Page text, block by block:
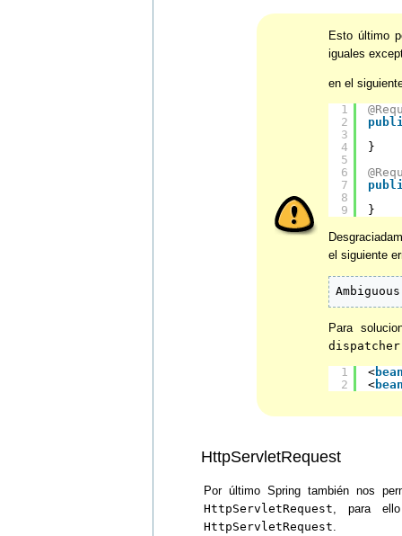
Esto último
iguales
en el
1
2
3
4
5
6
7
8
9
}
el siguiente
Para
1
2
<
<
HttpServletRequest
Por último Spring también nos
HttpServletRequest , para
HttpServletRequest